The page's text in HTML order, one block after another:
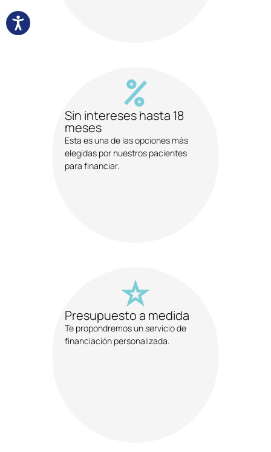
Sin intereses hasta 18
meses
Esta es una de las opciones más
elegidas por nuestros pacientes
para financiar.
Presupuesto a medida
Te propondremos un servicio de
financiación personalizada.